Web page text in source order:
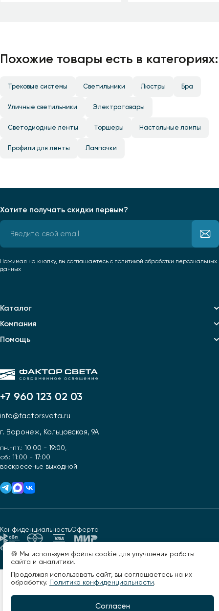
Похожие товары есть в категориях:
Трековые системы Светильники Люстры Бра
Уличные светильники Электротовары
Светодиодные ленты Торшеры Настольные лампы
Профили для ленты Лампочки
+7 960 123 02 03
info@factorsveta.ru
г. Воронеж, Кольцовская, 9А
пн.-пт.: 10:00 - 19:00,
сб.: 11:00 - 17:00
воскресенье выходной
Каталог
Компания
Помощь
Хотите получать скидки первым?
Нажимая на кнопку, вы соглашаетесь с политикой обработки персональных
данных
© 2026, Фактор света. Все права защищены.
КонфиденциальностьОферта
🍪 Мы используем файлы cookie для улучшения работы
сайта и аналитики.
Продолжая использовать сайт, вы соглашаетесь на их
обработку. Политика конфиденциальности.
Согласен